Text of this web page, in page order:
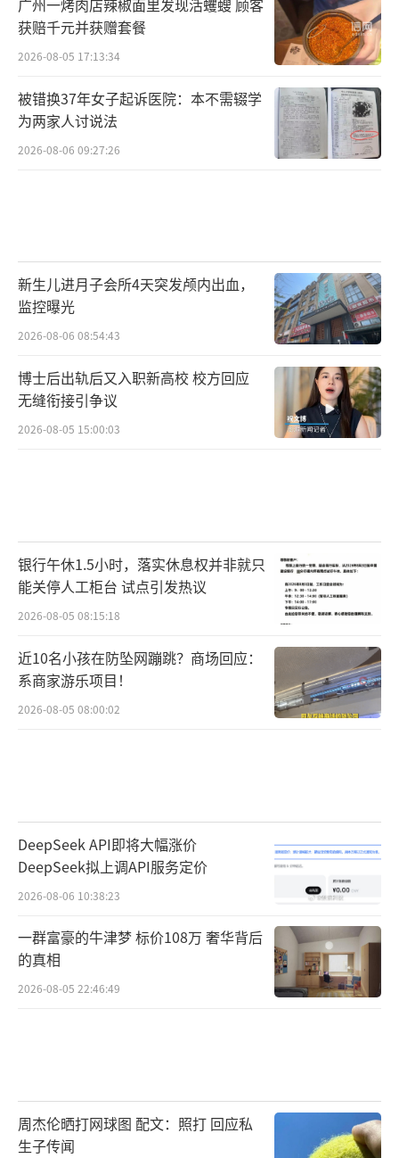
获赔千元并获赠套餐
2026-08-05 17:13:34
被错换37年女子起诉医院：本不需辍学
为两家人讨说法
2026-08-06 09:27:26
新生儿进月子会所4天突发颅内出血，
监控曝光
2026-08-06 08:54:43
博士后出轨后又入职新高校 校方回应
无缝衔接引争议
2026-08-05 15:00:03
银行午休1.5小时，落实休息权并非就只
能关停人工柜台 试点引发热议
2026-08-05 08:15:18
近10名小孩在防坠网蹦跳？商场回应：
系商家游乐项目！
2026-08-05 08:00:02
DeepSeek API即将大幅涨价
DeepSeek拟上调API服务定价
2026-08-06 10:38:23
一群富豪的牛津梦 标价108万 奢华背后
的真相
2026-08-05 22:46:49
周杰伦晒打网球图 配文：照打 回应私
生子传闻